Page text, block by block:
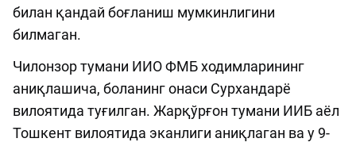
билан қандай боғланиш мумкинлигини
билмаган.
Чилонзор тумани ИИО ФМБ ходимларининг
аниқлашича, боланинг онаси Сурхандарё
вилоятида туғилган. Жарқўрғон тумани ИИБ аёл
Тошкент вилоятида эканлиги аниқлаган ва у 9-